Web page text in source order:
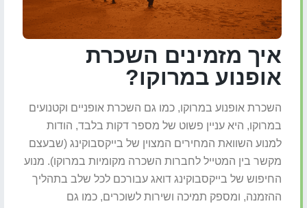
איך מזמינים השכרת
אופנוע במרוקו?
השכרת אופנוע במרוקו, כמו גם השכרת אופניים וקטנועים
במרוקו, היא עניין פשוט של מספר דקות בלבד, הודות
למנוע השוואת המחירים המצוין של בייקסבוקינג (שבעצם
מקשר בין המטייל לחברות השכרה מקומיות במרוקו). מנוע
החיפוש של בייקסבוקינג דואג עבורכם לכל שלב בתהליך
ההזמנה, ומספק תמיכה ושירות לשוכרים, כמו גם